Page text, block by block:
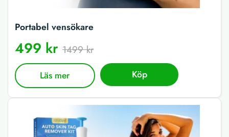
Portabel vensökare
499 kr 1499 kr
Läs mer Köp